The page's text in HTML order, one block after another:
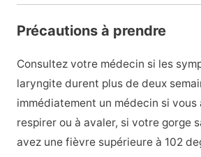
Précautions à prendre
Consultez votre médecin si les
laryngite durent plus de deux
immédiatement un médecin si vous
respirer ou à avaler, si votre gorge
avez une fièvre supérieure à 102